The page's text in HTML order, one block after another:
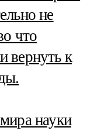
не
что
вернуть к
науки